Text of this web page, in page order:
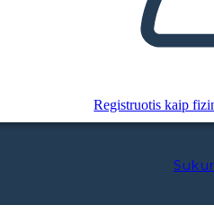
Registruotis kaip